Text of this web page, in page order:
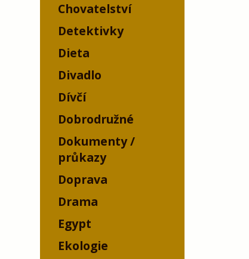
Chovatelství
Detektivky
Dieta
Divadlo
Dívčí
Dobrodružné
Dokumenty /
průkazy
Doprava
Drama
Egypt
Ekologie